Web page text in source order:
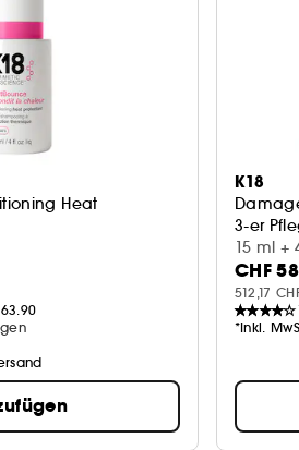
Heat
63.90
K18
3-er
15 ml +
CHF
512,17
*Inkl.